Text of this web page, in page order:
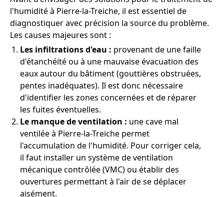
l'humidité à Pierre-la-Treiche, il est essentiel de
diagnostiquer avec précision la source du problème.
Les causes majeures sont :
Les infiltrations d'eau : provenant de une faille
d'étanchéité ou à une mauvaise évacuation des
eaux autour du bâtiment (gouttières obstruées,
pentes inadéquates). Il est donc nécessaire
d'identifier les zones concernées et de réparer
les fuites éventuelles.
Le manque de ventilation : une cave mal
ventilée à Pierre-la-Treiche permet
l'accumulation de l'humidité. Pour corriger cela,
il faut installer un système de ventilation
mécanique contrôlée (VMC) ou établir des
ouvertures permettant à l'air de se déplacer
aisément.